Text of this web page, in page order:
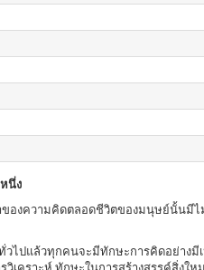
นึ่ง
ของความคิดตลอดชีวิตของมนุษย์นั้น
ไปแล้วทุกคนจะมีทักษะการคิดอย่าง